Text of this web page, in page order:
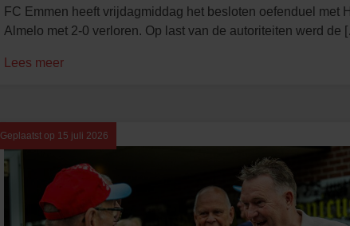
FC Emmen heeft vrijdagmiddag het besloten oefenduel met
Almelo met 2-0 verloren. Op last van de autoriteiten werd de
Lees meer
Geplaatst op 15 juli 2026